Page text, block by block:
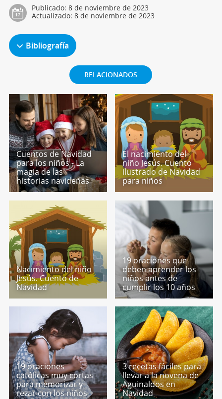
Publicado: 8 de noviembre de 2023
Actualizado: 8 de noviembre de 2023
Bibliografía
RELACIONADOS
Cuentos de Navidad
para los niños - La
magia de las
historias navideñas
El nacimiento del
niño Jesús. Cuento
ilustrado de Navidad
para niños
Nacimiento del niño
Jesús. Cuento de
Navidad
19 oraciones que
deben aprender los
niños antes de
cumplir los 10 años
19 oraciones
católicas muy cortas
para memorizar y
rezar con los niños
3 recetas fáciles para
llevar a la novena de
Aguinaldos en
Navidad